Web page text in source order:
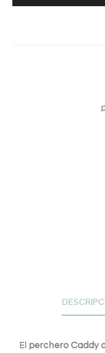
El perchero Caddy